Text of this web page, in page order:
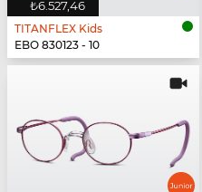
₺6.527,46
TITANFLEX Kids
EBO 830123 - 10